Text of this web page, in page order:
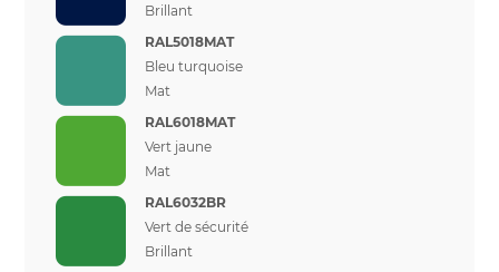
Brillant
RAL5018MAT
Bleu turquoise
Mat
RAL6018MAT
Vert jaune
Mat
RAL6032BR
Vert de sécurité
Brillant